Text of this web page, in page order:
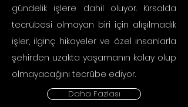
gündelik işlere dahil oluyor. Kırsalda
tecrübesi olmayan biri için alışılmadık
işler, ilginç hikayeler ve özel insanlarla
şehirden uzakta yaşamanın kolay olup
olmayacağını tecrübe ediyor.
Daha Fazlası